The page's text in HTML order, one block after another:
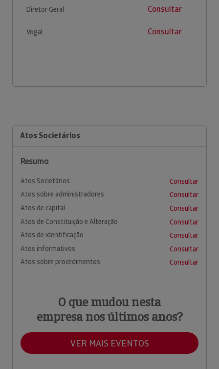
Diretor Geral Consultar
Vogal Consultar
Atos Societários
Resumo
Atos Societários
Consultar
Atos sobre administradores
Consultar
Atos de capital
Consultar
Atos de Constituição e Alteração
Consultar
Atos de identificação
Consultar
Atos informativos
Consultar
Atos sobre procedimentos
Consultar
O que mudou nesta
empresa nos últimos anos?
VER MAIS EVENTOS